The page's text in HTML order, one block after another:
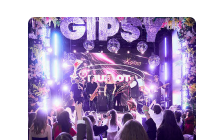
ЗАРЕГИСТРИРОВАННЫЙ
ТОВАРНЫЙ ЗНАК, ЗАЩИТА
СО СТОРОНЫ ФРАНЧАЙЗЕРА
ОТ НЕЗАКОННОГО
ИСПОЛЬЗОВАНИЯ ТОВАРНОГО
ЗНАКА НА ВАШЕЙ ТЕРРИТОРИИ